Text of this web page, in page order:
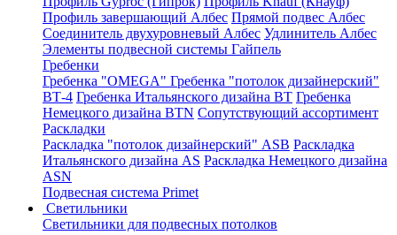
Профиль завершающий Албес Прямой подвес Албес
Соединитель двухуровневый Албес Удлинитель Албес
Элементы подвесной системы Гайпель
Гребенки
Гребенка "OMEGA" Гребенка "потолок дизайнерский"
ВТ-4 Гребенка Итальянского дизайна BT Гребенка
Немецкого дизайна ВТN Сопутствующий ассортимент
Раскладки
Раскладка "потолок дизайнерский" ASB Раскладка
Итальянского дизайна AS Раскладка Немецкого дизайна
АSN
Подвесная система Primet
Светильники
Светильники для подвесных потолков